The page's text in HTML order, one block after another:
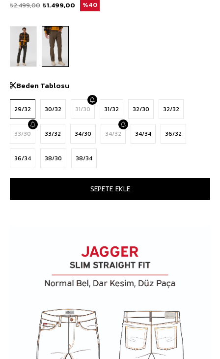
₺2.499,00 ₺1.499,00 40
Beden Tablosu
29/32 30/32 31/30 31/32 32/30 32/32
33/30 33/32 34/30 34/32 34/34 36/32
36/34 38/30 38/34